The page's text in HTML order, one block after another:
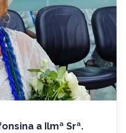
a Ilmª Srª.